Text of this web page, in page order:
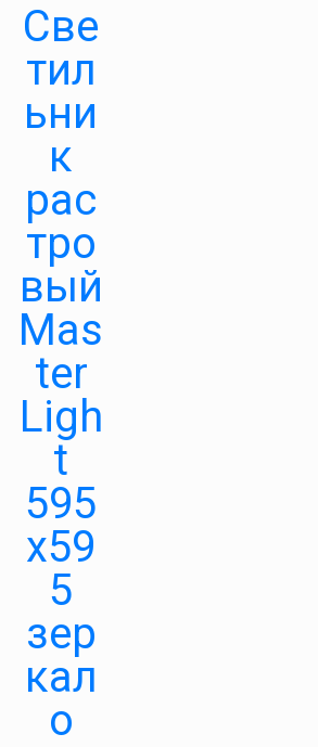
Све
тил
ьни
к
рас
тро
вый
Mas
ter
Ligh
t
595
х59
5
зер
кал
о